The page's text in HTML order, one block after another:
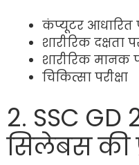
कंप्यूटर आधारित
शारीरिक दक्षता
शारीरिक मानक
चिकित्सा परीक्षा
2. SSC
सिलेबस की